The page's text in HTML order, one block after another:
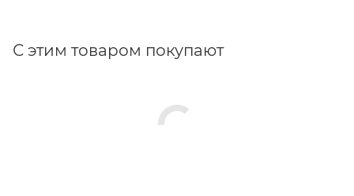
С этим товаром покупают